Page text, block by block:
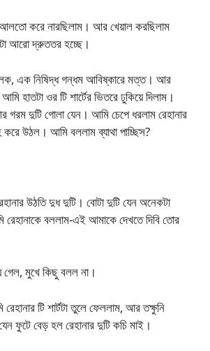
আলতো করে নারছিলাম। আর খেয়াল করছিলাম
আরো দ্রুততর হচ্ছে।
এক নিষিদ্ধ গন্ধম আবিষ্কারে মত্ত। আর
হাতটা ওর টি শার্টের ভিতরে ঢুকিয়ে দিলাম।
দুটি গোলা যেন। আমি চেপে ধরলাম রেহানার
উঠল। আমি বললাম ব্যাথা পাচ্ছিস?
উঠতি দুধ দুটি। বোটা দুটি যেন অনেকটা
বললাম-এই আমাকে দেখতে দিবি তোর
গেল, মুখে কিছু বলল না।
টি শার্টটা তুলে ফেললাম, আর তক্ষুনি
ফুটে বেড় হল রেহানার দুটি কচি মাই।